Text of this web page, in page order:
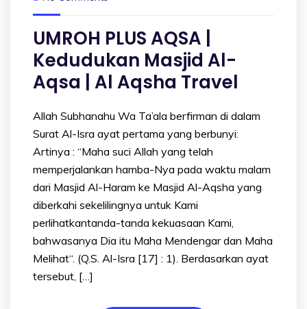
UMROH PLUS AQSA |
Kedudukan Masjid Al-
Aqsa | Al Aqsha Travel
Allah Subhanahu Wa Ta’ala berfirman di dalam
Surat Al-Isra ayat pertama yang berbunyi:
Artinya : “Maha suci Allah yang telah
memperjalankan hamba-Nya pada waktu malam
dari Masjid Al-Haram ke Masjid Al-Aqsha yang
diberkahi sekelilingnya untuk Kami
perlihatkantanda-tanda kekuasaan Kami,
bahwasanya Dia itu Maha Mendengar dan Maha
Melihat“. (Q.S. Al-Isra [17] : 1). Berdasarkan ayat
tersebut, […]